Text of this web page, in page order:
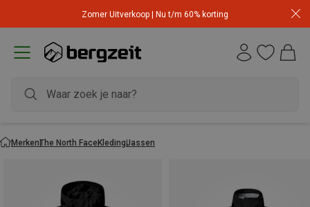
Zomer Uitverkoop | Nu t/m 60% korting
MerkenThe North FaceKledingJassen